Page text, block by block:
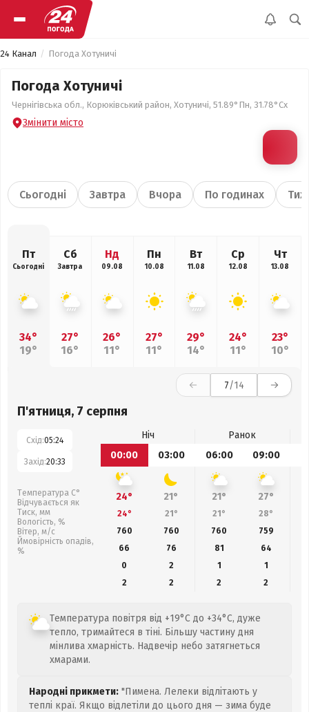
24 Канал Погода Хотуничі
Погода Хотуничі
Чернігівська обл., Корюківський район, Хотуничі, 51.89°Пн, 31.78°Сх
Змінити місто
Сьогодні Завтра Вчора По годинах
Пт
Сьогодні
34°
19°
Сб
Завтра
27°
16°
Нд
09.08
26°
11°
Пн
10.08
27°
11°
Вт
11.08
29°
14°
Ср
12.08
24°
11°
Чт
13.08
23°
10°
7/14
П'ятниця, 7 серпня
Схід:05:24
Захід:20:33
Температура С°
Відчувається як
Тиск, мм
Вологість, %
Вітер, м/с
Ймовірність опадів,
%
Ніч
Ранок
00:00
03:00 06:00 09:00
24° 21° 21° 27°
24° 21° 21° 28°
760
760 760 759
66
76 81 64
0
2 1
1
2
2 2 2
Температура повітря від +19°C до +34°C, дуже
тепло, тримайтеся в тіні. Більшу частину дня
мінлива хмарність. Надвечір небо затягнеться
хмарами.
Народні прикмети: "Пимена. Лелеки відлітають у
теплі краї. Якщо відлетіли до цього дня — зима буде